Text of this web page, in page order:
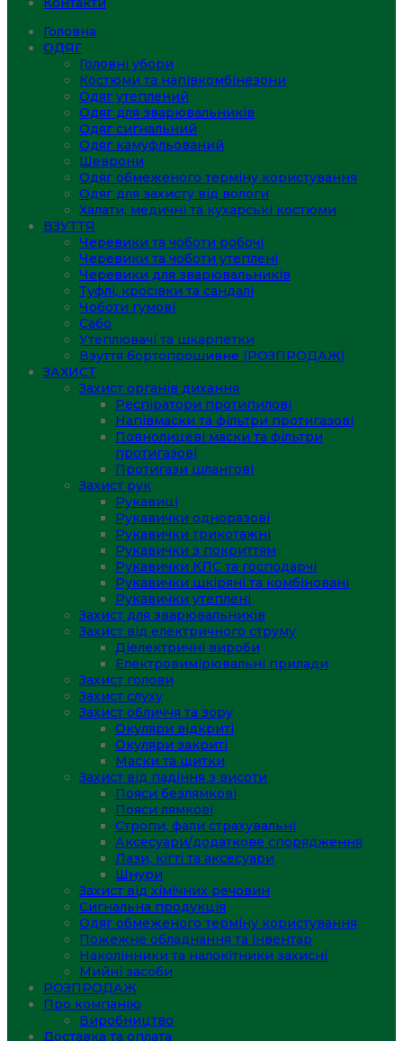
Головна
ОДЯГ
Головні убори
Костюми та напівкомбінезони
Одяг утеплений
Одяг для зварювальників
Одяг сигнальний
Одяг камуфльований
Шеврони
Одяг обмеженого терміну користування
Одяг для захисту від вологи
Халати, медичні та кухарські костюми
ВЗУТТЯ
Черевики та чоботи робочі
Черевики та чоботи утеплені
Черевики для зварювальників
Туфлі, кросівки та сандалі
Чоботи гумові
Сабо
Утеплювачі та шкарпетки
Взуття бортопрошивне (РОЗПРОДАЖ)
ЗАХИСТ
Захист органів дихання
Респіратори протипилові
Напівмаски та фільтри протигазові
Повнолицеві маски та фільтри
протигазові
Протигази шлангові
Захист рук
Рукавиці
Рукавички одноразові
Рукавички трикотажні
Рукавички з покриттям
Рукавички КЛС та господарчі
Рукавички шкіряні та комбіновані
Рукавички утеплені
Захист для зварювальників
Захист від електричного струму
Діелектричні вироби
Електровимірювальні прилади
Захист голови
Захист слуху
Захист обличчя та зору
Окуляри відкриті
Окуляри закриті
Маски та щитки
Захист від падіння з висоти
Пояси безлямкові
Пояси лямкові
Стропи, фали страхувальні
Аксесуари/додаткове спорядження
Лази, кігті та аксесуари
Шнури
Захист від хімічних речовин
Сигнальна продукція
Одяг обмеженого терміну користування
Пожежне обладнання та інвентар
Наколінники та налокітники захисні
Мийні засоби
РОЗПРОДАЖ
Про компанію
Виробництво
Доставка та оплата